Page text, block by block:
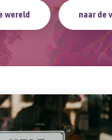
wereld naar de